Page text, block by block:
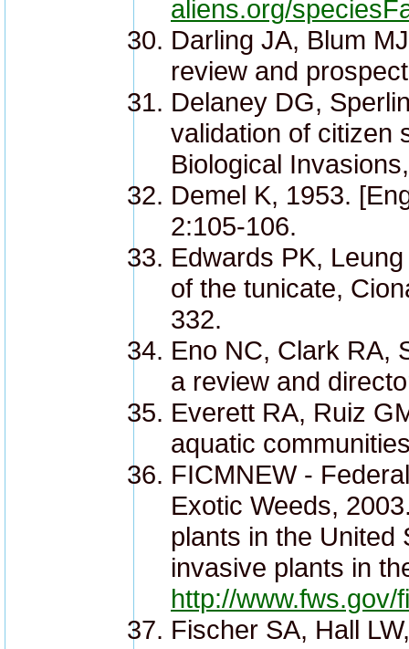
aliens.org/
Darling JA, Blum
review and
Delaney DG,
validation of citizen
Biological
Demel K, 1953.
2:105-106.
Edwards PK,
of the tunicate,
332.
Eno NC, Clark RA,
a review and
Everett RA, Ruiz
aquatic
FICMNEW -
Exotic Weeds,
plants in the United
invasive plants in
http://
Fischer SA, Hall